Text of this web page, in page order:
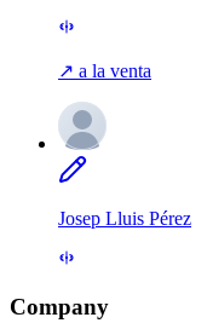
↗ a la venta
Josep Lluis Pérez
Company